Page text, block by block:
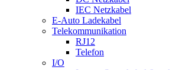
IEC Netzkabel
E-Auto Ladekabel
Telekommunikation
RJ12
Telefon
I/O